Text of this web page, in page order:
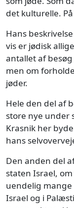
det kulturelle.
Hans
vis er jødisk
antallet af besøg
men om
jøder.
Hele den del af
store nye under
Krasnik her
hans
Den anden del
staten Israel,
uendelig
Israel og i